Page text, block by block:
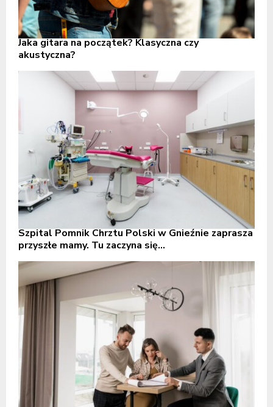
Jaka gitara na początek? Klasyczna czy
akustyczna?
Szpital Pomnik Chrztu Polski w Gnieźnie zaprasza
przyszłe mamy. Tu zaczyna się...